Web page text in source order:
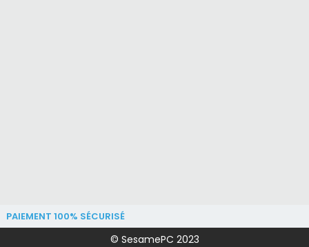
PAIEMENT 100% SÉCURISÉ
© SesamePC 2023